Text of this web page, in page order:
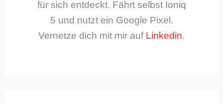
für sich entdeckt. Fährt selbst Ioniq
5 und nutzt ein Google Pixel.
Vernetze dich mit mir auf Linkedin.